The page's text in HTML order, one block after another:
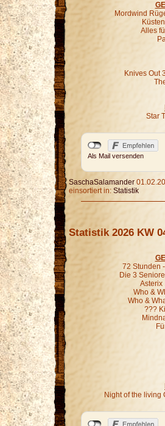
Mordwind
Alles
Knives Out
Star
Als Mail versenden
SaschaSalamander
einsortiert in: Statistik
Statistik 2026 KW
72 Stunden
Die 3
Asterix
Who &
Who &
???
Night of the living